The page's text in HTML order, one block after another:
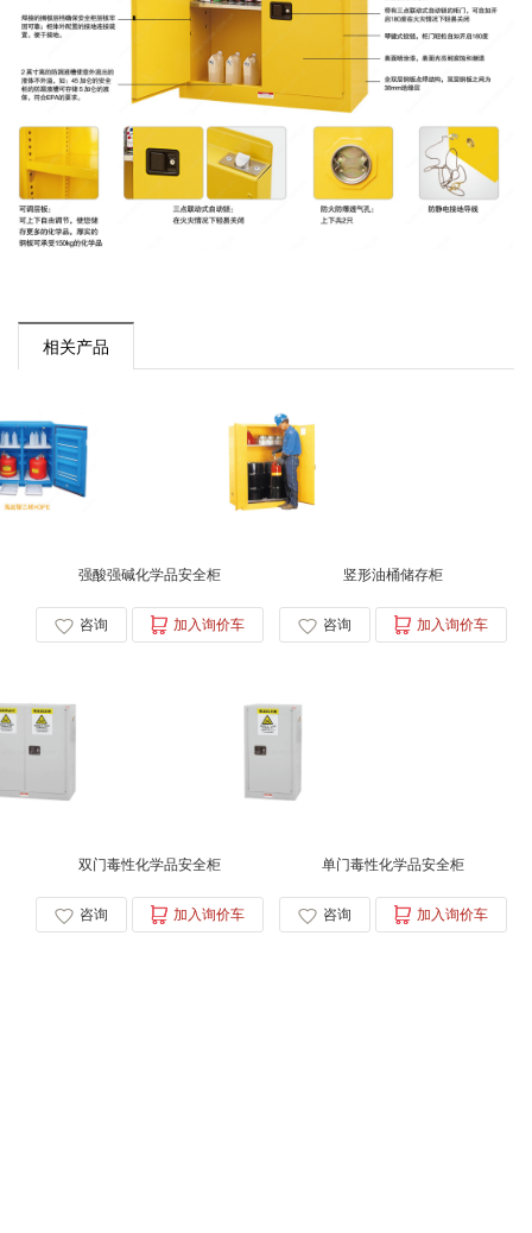
相关产品
强酸强碱化学品安全柜
咨询 加入询价车
竖形油桶储存柜
咨询 加入询价车
双门毒性化学品安全柜
咨询 加入询价车
单门毒性化学品安全柜
咨询 加入询价车